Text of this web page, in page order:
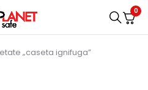
0
„caseta ignifuga”